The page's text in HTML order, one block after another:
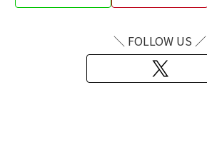
＼ FOLLOW US ／